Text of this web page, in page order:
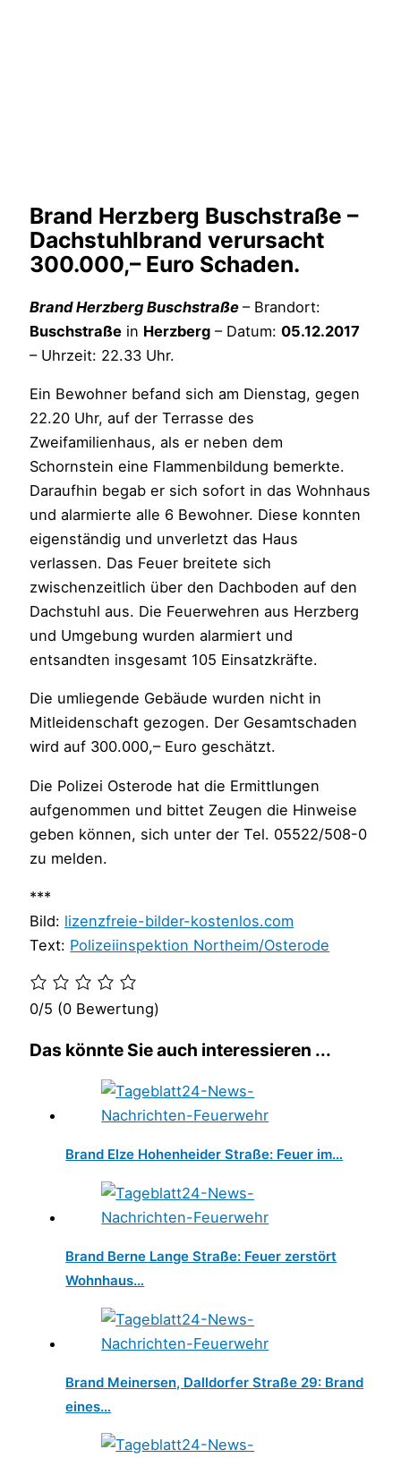
Brand Herzberg Buschstraße –
Dachstuhlbrand verursacht
300.000,– Euro Schaden.
Brand Herzberg Buschstraße– Brandort:
Buschstraße in Herzberg – Datum:05.12.2017
– Uhrzeit: 22.33 Uhr.
Ein Bewohner befand sich am Dienstag, gegen
22.20 Uhr, auf der Terrasse des
Zweifamilienhaus, als er neben dem
Schornstein eine Flammenbildung bemerkte.
Daraufhin begab er sich sofort in das Wohnhaus
und alarmierte alle 6 Bewohner. Diese konnten
eigenständig und unverletzt das Haus
verlassen. Das Feuer breitete sich
zwischenzeitlich über den Dachboden auf den
Dachstuhl aus. Die Feuerwehren aus Herzberg
und Umgebung wurden alarmiert und
entsandten insgesamt 105 Einsatzkräfte.
Die umliegende Gebäude wurden nicht in
Mitleidenschaft gezogen. Der Gesamtschaden
wird auf 300.000,– Euro geschätzt.
Die Polizei Osterode hat die Ermittlungen
aufgenommen und bittet Zeugen die Hinweise
geben können, sich unter der Tel. 05522/508-0
zu melden.
***
Bild: lizenzfreie-bilder-kostenlos.com
Text: Polizeiinspektion Northeim/Osterode
0/5 (0 Bewertung)
Das könnte Sie auch interessieren ...
Brand Elze Hohenheider Straße: Feuer im…
Brand Berne Lange Straße: Feuer zerstört
Wohnhaus…
Brand Meinersen, Dalldorfer Straße 29: Brand
eines…